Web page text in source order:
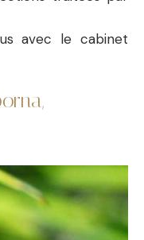
avec le cabinet